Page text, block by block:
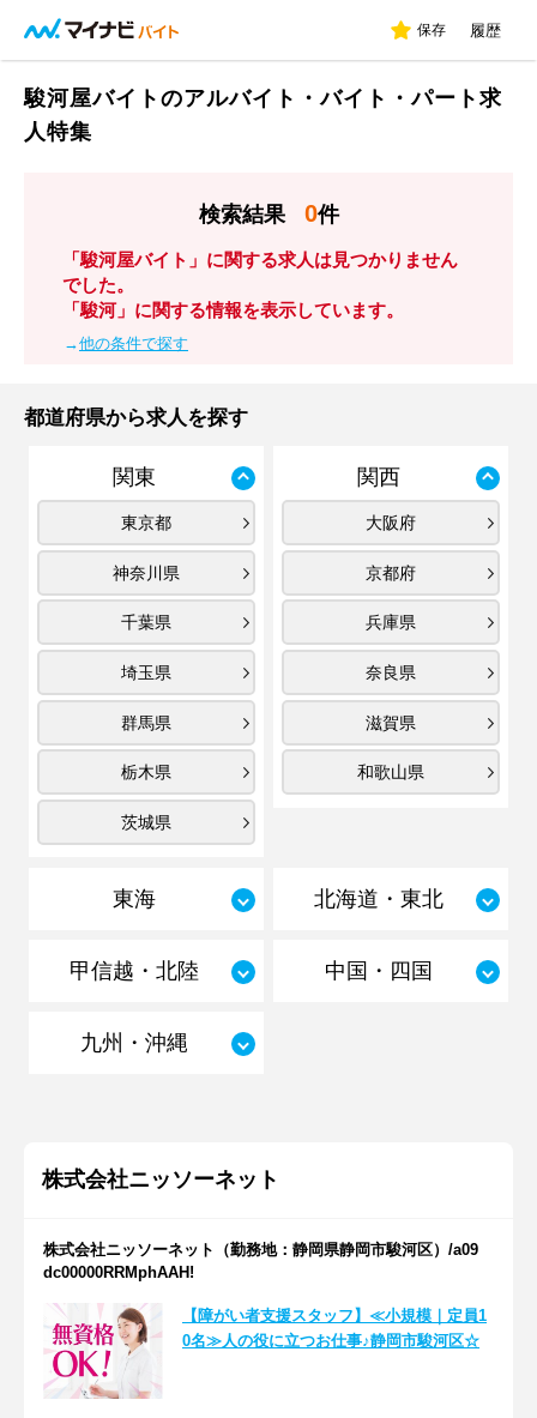
保存 履歴
駿河屋バイトのアルバイト・バイト・パート求
人特集
検索結果 0件
「駿河屋バイト」に関する求人は見つかりません
でした。
「駿河」に関する情報を表示しています。
→他の条件で探す
都道府県から求人を探す
関東
東京都
神奈川県
千葉県
埼玉県
群馬県
栃木県
茨城県
関西
大阪府
京都府
兵庫県
奈良県
滋賀県
和歌山県
東海 北海道・東北
甲信越・北陸 中国・四国
九州・沖縄
株式会社ニッソーネット
株式会社ニッソーネット（勤務地：静岡県静岡市駿河区）/a09
dc00000RRMphAAH!
【障がい者支援スタッフ】≪小規模｜定員1
0名≫人の役に立つお仕事♪静岡市駿河区☆